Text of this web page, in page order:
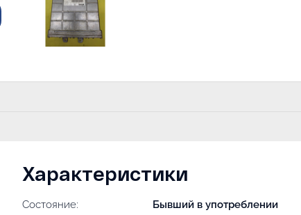
Характеристики
Состояние:
Бывший в употреблении